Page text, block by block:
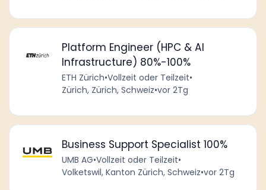
Platform Engineer (HPC & AI
Infrastructure) 80%-100%
ETH Zürich•Vollzeit oder Teilzeit•
Zürich, Zürich, Schweiz•vor 2Tg
Business Support Specialist 100%
UMB AG•Vollzeit oder Teilzeit•
Volketswil, Kanton Zürich, Schweiz•vor 2Tg